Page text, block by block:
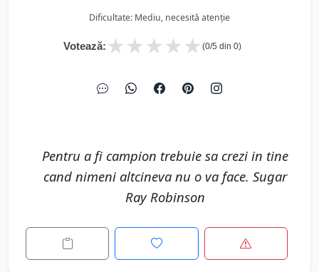
Dificultate: Mediu, necesită atenție
Votează: ★
★
★
★
★ (0/5 din 0)
Pentru a fi campion trebuie sa crezi in tine
cand nimeni altcineva nu o va face. Sugar
Ray Robinson